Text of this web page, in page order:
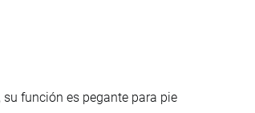
función es pegante para pie